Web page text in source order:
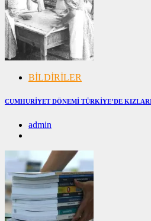
BİLDİRİLER
CUMHURİYET DÖNEMİ TÜRKİYE’DE
admin